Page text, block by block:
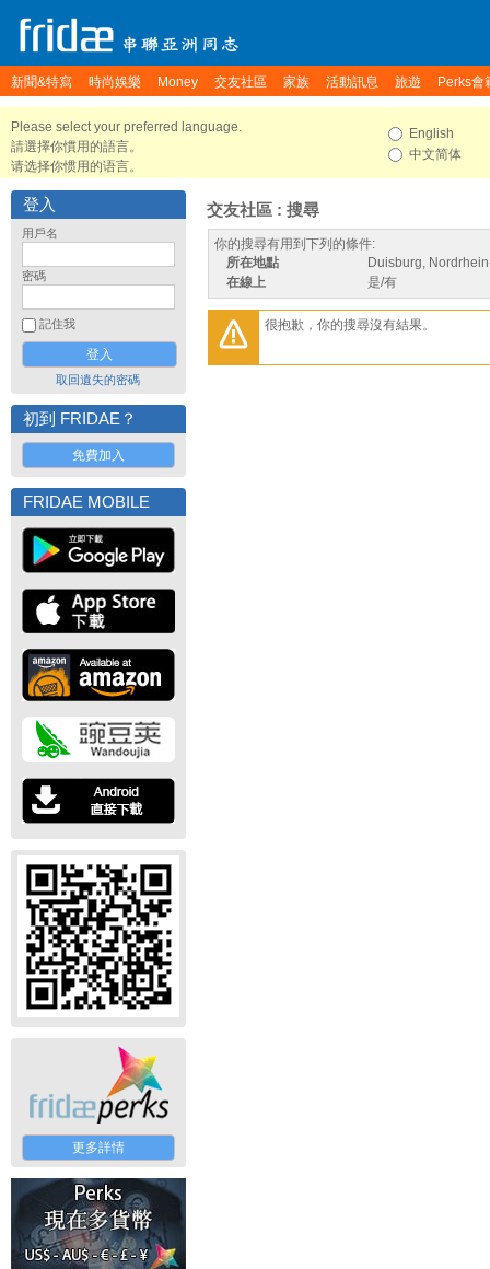
新聞&特寫 時尚娛樂 Money 交友社區 家族 活動訊息 旅遊 Perks會
Please select your preferred language.
請選擇你慣用的語言。
请选择你惯用的语言。
English
中文简体
登入
用戶名
密碼
記住我
取回遺失的密碼
初到 FRIDAE？
免費加入
FRIDAE MOBILE
更多詳情
交友社區 : 搜尋
你的搜尋有用到下列的條件:
所在地點
Duisburg,
在線上
是/有
很抱歉，你的搜尋沒有結果。